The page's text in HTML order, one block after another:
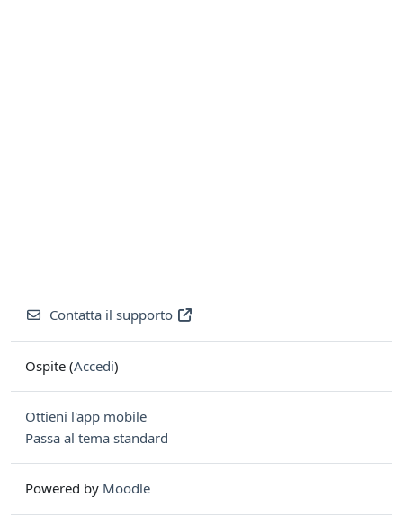
Contatta il supporto
Ospite (Accedi)
Ottieni l'app mobile
Passa al tema standard
Powered by Moodle